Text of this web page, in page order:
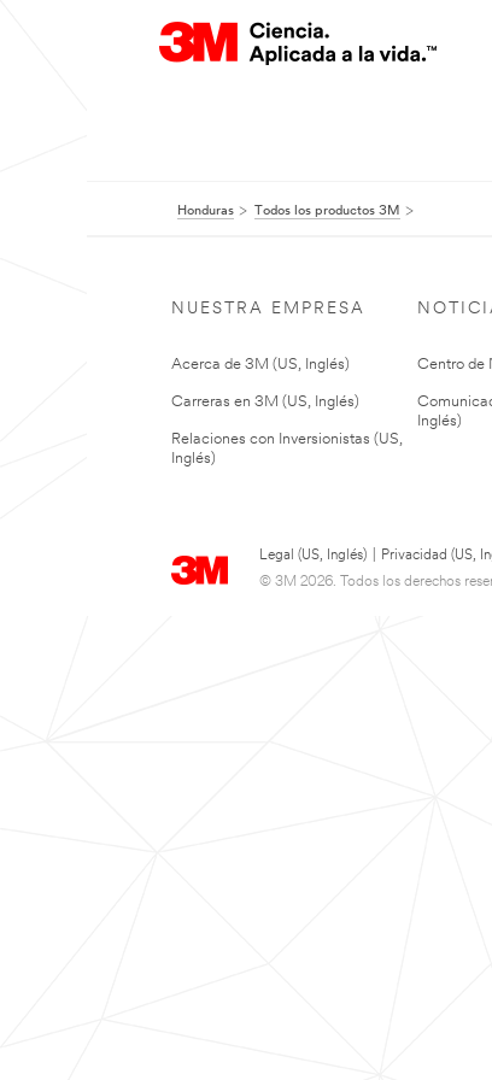
Honduras Todos los productos 3M
NUESTRA EMPRESA
Acerca de 3M (US, Inglés)
Carreras en 3M (US, Inglés)
Relaciones con Inversionistas (US,
Inglés)
Centro de
Inglés)
Legal (US, Inglés) Privacidad (US,
© 3M 2026. Todos los derechos